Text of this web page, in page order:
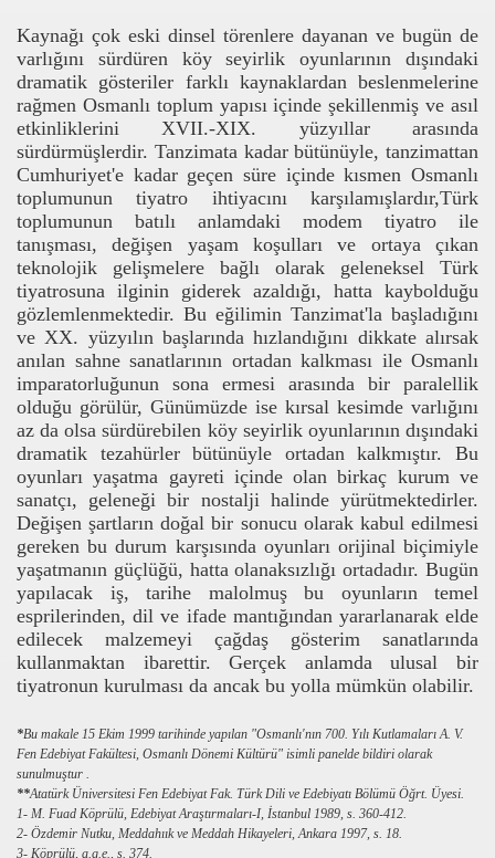
Kaynağı çok eski dinsel törenlere dayanan ve bugün de
varlığını sürdüren köy seyirlik oyunlarının dışındaki
dramatik gösteriler farklı kaynaklardan beslenmelerine
rağmen Osmanlı toplum yapısı içinde şekillenmiş ve asıl
etkinliklerini XVII.-XIX. yüzyıllar arasında
sürdürmüşlerdir. Tanzimata kadar bütünüyle, tanzimattan
Cumhuriyet'e kadar geçen süre içinde kısmen Osmanlı
toplumunun tiyatro ihtiyacını karşılamışlardır,Türk
toplumunun batılı anlamdaki modem tiyatro ile
tanışması, değişen yaşam koşulları ve ortaya çıkan
teknolojik gelişmelere bağlı olarak geleneksel Türk
tiyatrosuna ilginin giderek azaldığı, hatta kaybolduğu
gözlemlenmektedir. Bu eğilimin Tanzimat'la başladığını
ve XX. yüzyılın başlarında hızlandığını dikkate alırsak
anılan sahne sanatlarının ortadan kalkması ile Osmanlı
imparatorluğunun sona ermesi arasında bir paralellik
olduğu görülür, Günümüzde ise kırsal kesimde varlığını
az da olsa sürdürebilen köy seyirlik oyunlarının dışındaki
dramatik tezahürler bütünüyle ortadan kalkmıştır. Bu
oyunları yaşatma gayreti içinde olan birkaç kurum ve
sanatçı, geleneği bir nostalji halinde yürütmektedirler.
Değişen şartların doğal bir sonucu olarak kabul edilmesi
gereken bu durum karşısında oyunları orijinal biçimiyle
yaşatmanın güçlüğü, hatta olanaksızlığı ortadadır. Bugün
yapılacak iş, tarihe malolmuş bu oyunların temel
esprilerinden, dil ve ifade mantığından yararlanarak elde
edilecek malzemeyi çağdaş gösterim sanatlarında
kullanmaktan ibarettir. Gerçek anlamda ulusal bir
tiyatronun kurulması da ancak bu yolla mümkün olabilir.
*Bu makale 15 Ekim 1999 tarihinde yapılan "Osmanlı'nın 700. Yılı Kutlamaları A. V.
Fen Edebiyat Fakültesi, Osmanlı Dönemi Kültürü" isimli panelde bildiri olarak
sunulmuştur
**Atatürk Üniversitesi Fen Edebiyat Fak. Türk Dili ve Edebiyatı Bölümü Öğrt. Üyesi.
1- M. Fuad Köprülü, EdebiyatAraştırmaları-I, İstanbul 1989, s. 360-412.
2- Özdemir Nutku, Meddahııkve Meddah Hikayeleri, Ankara 1997, s. 18.
3- Köprülü, a.g.e., s. 374.